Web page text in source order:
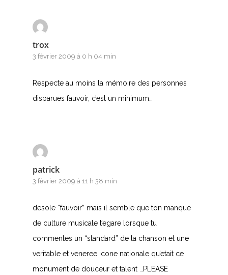
trox
3 février 2009 à 0 h 04 min
Respecte au moins la mémoire des personnes
disparues fauvoir, c’est un minimum…
patrick
3 février 2009 à 11 h 38 min
desole “fauvoir” mais il semble que ton manque
de culture musicale t’egare lorsque tu
commentes un “standard” de la chanson et une
veritable et veneree icone nationale qu’etait ce
monument de douceur et talent …PLEASE